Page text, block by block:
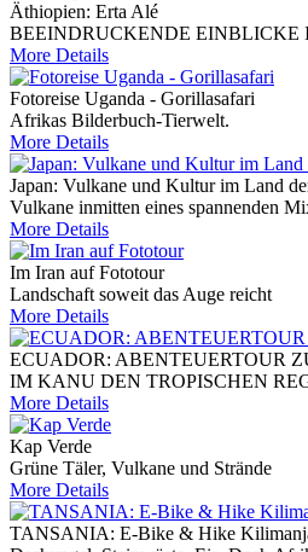
Äthiopien: Erta Alé
BEEINDRUCKENDE
More Details
Fotoreise Uganda - Gorillasafari
Afrikas Bilderbuch-Tierwelt.
More Details
Japan: Vulkane und Kultur im Land
Vulkane inmitten eines spannenden
More Details
Im Iran auf Fototour
Landschaft soweit das Auge reicht
More Details
ECUADOR: ABENTEUERTOUR
IM KANU DEN TROPISCHEN
More Details
Kap Verde
Grüne Täler, Vulkane und Strände
More Details
TANSANIA: E-Bike & Hike